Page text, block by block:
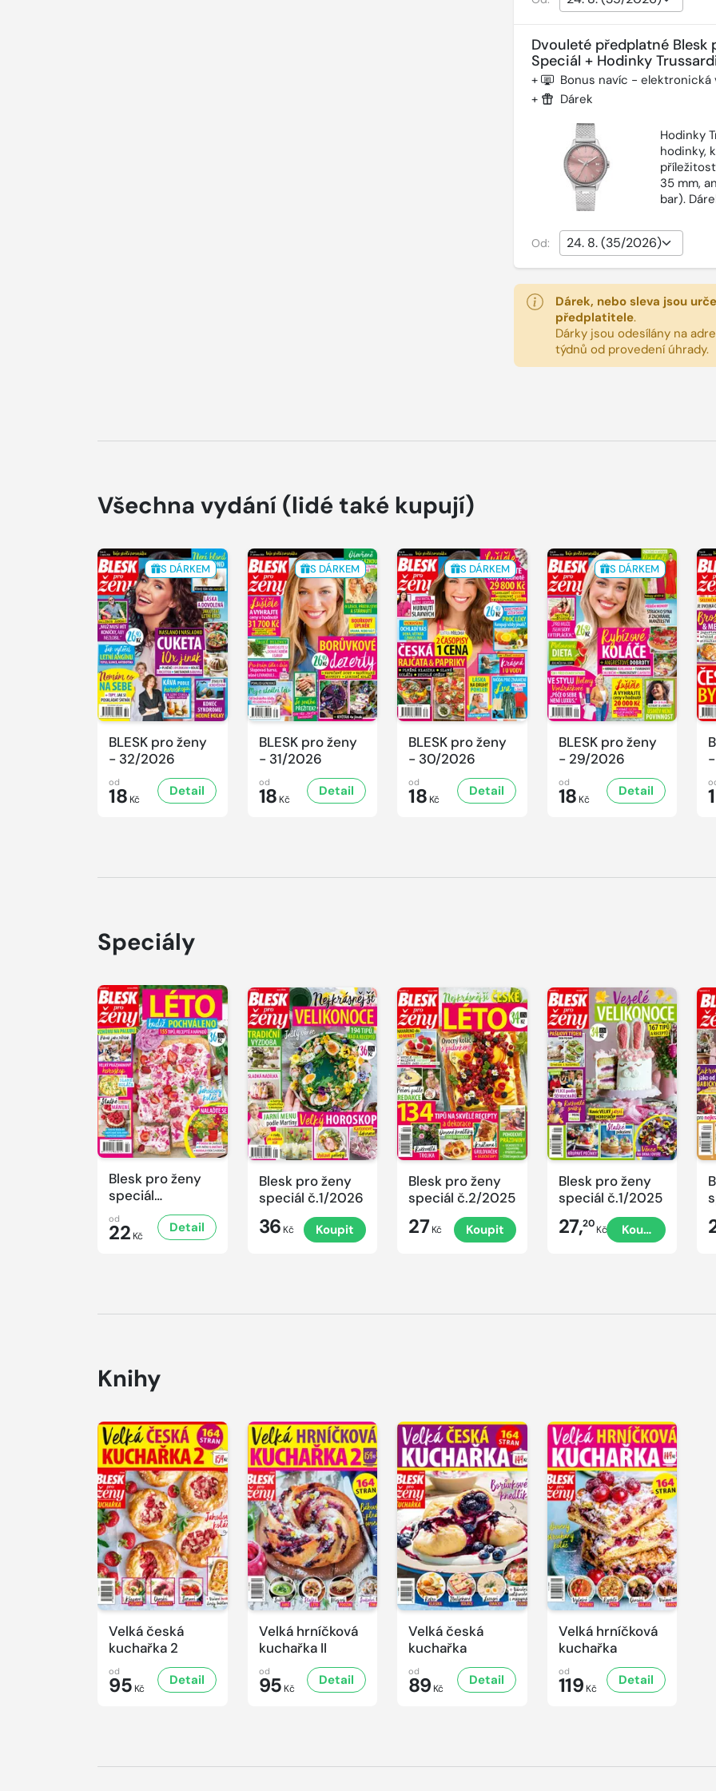
Dvouleté předplatné Blesk
Speciál + Hodinky
+ Bonus navíc - elektronická
+ Dárek
Hodinky
hodinky,
35 mm,
bar).
Od:
Dárek, nebo sleva jsou
předplatitele.
Dárky jsou odesílány na
týdnů od provedení úhrady.
Všechna vydání (lidé také kupují)
S DÁRKEM
BLESK pro ženy
- 32/2026
od
18 Kč
Detail
S DÁRKEM
BLESK pro ženy
- 31/2026
od
18 Kč
Detail
S DÁRKEM
BLESK pro ženy
- 30/2026
od
18 Kč
Detail
S DÁRKEM
BLESK pro ženy
- 29/2026
od
18 Kč
Detail
Speciály
Blesk pro ženy
speciál
č.2/2026
od
22 Kč
Detail
Blesk pro ženy
speciál č.1/2026
36 Kč Koupit
Blesk pro ženy
speciál č.2/2025
27 Kč Koupit
Blesk pro ženy
speciál č.1/2025
27,20Kč Koupit
Knihy
Velká česká
kuchařka 2
od
95 Kč
Detail
Velká hrníčková
kuchařka II
od
95 Kč
Detail
Velká česká
kuchařka
od
89 Kč
Detail
Velká hrníčková
kuchařka
od
119 Kč
Detail